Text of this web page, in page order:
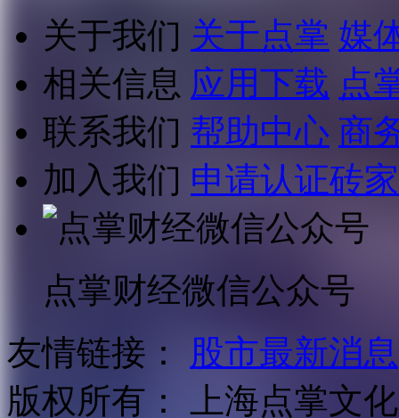
关于我们 关于点掌 媒
相关信息 应用下载 点
联系我们 帮助中心 商
加入我们 申请认证砖家
点掌财经微信公众号
友情链接：
股市最新消息
版权所有：
上海点掌文